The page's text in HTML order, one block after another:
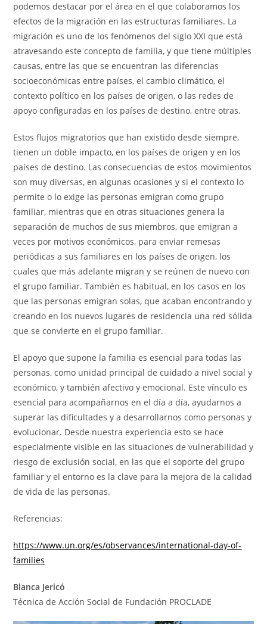
podemos destacar por el área en el que colaboramos los
efectos de la migración en las estructuras familiares. La
migración es uno de los fenómenos del siglo XXI que está
atravesando este concepto de familia, y que tiene múltiples
causas, entre las que se encuentran las diferencias
socioeconómicas entre países, el cambio climático, el
contexto político en los países de origen, o las redes de
apoyo configuradas en los países de destino, entre otras.
Estos flujos migratorios que han existido desde siempre,
tienen un doble impacto, en los países de origen y en los
países de destino. Las consecuencias de estos movimientos
son muy diversas, en algunas ocasiones y si el contexto lo
permite o lo exige las personas emigran como grupo
familiar, mientras que en otras situaciones genera la
separación de muchos de sus miembros, que emigran a
veces por motivos económicos, para enviar remesas
periódicas a sus familiares en los países de origen, los
cuales que más adelante migran y se reúnen de nuevo con
el grupo familiar. También es habitual, en los casos en los
que las personas emigran solas, que acaban encontrando y
creando en los nuevos lugares de residencia una red sólida
que se convierte en el grupo familiar.
El apoyo que supone la familia es esencial para todas las
personas, como unidad principal de cuidado a nivel social y
económico, y también afectivo y emocional. Este vínculo es
esencial para acompañarnos en el día a día, ayudarnos a
superar las dificultades y a desarrollarnos como personas y
evolucionar. Desde nuestra experiencia esto se hace
especialmente visible en las situaciones de vulnerabilidad y
riesgo de exclusión social, en las que el soporte del grupo
familiar y el entorno es la clave para la mejora de la calidad
de vida de las personas.
Referencias:
https://www.un.org/es/observances/international-day-of-
families
Blanca Jericó
Técnica de Acción Social de Fundación PROCLADE